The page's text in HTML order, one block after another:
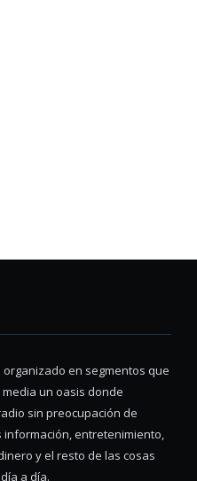
organizado en segmentos que
un oasis donde
sin preocupación de
información, entretenimiento,
y el resto de las cosas
a día.